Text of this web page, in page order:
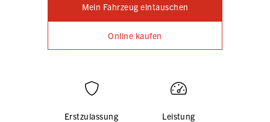
Mein Fahrzeug eintauschen
Online kaufen
Erstzulassung
Leistung